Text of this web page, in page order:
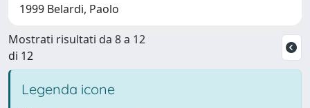
1999 Belardi, Paolo
Mostrati risultati da 8 a 12
di 12
Legenda icone